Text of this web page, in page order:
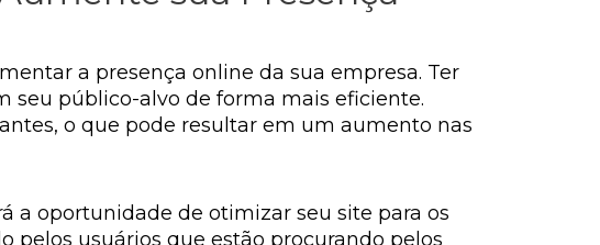
a presença online da sua empresa. Ter
seu público-alvo de forma mais eficiente.
o que pode resultar em um aumento nas
a oportunidade de otimizar seu site para os
pelos usuários que estão procurando pelos